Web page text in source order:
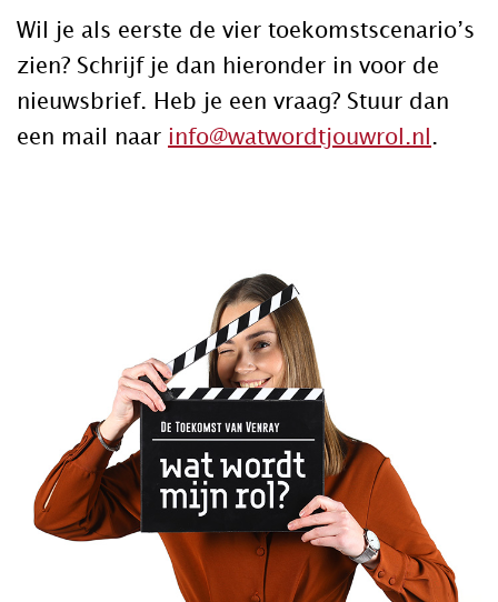
Wil je als eerste de vier toekomstscenario’s
zien? Schrijf je dan hieronder in voor de
nieuwsbrief. Heb je een vraag? Stuur dan
een mail naar info@watwordtjouwrol.nl